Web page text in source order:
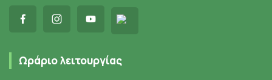
Ωράριο λειτουργίας